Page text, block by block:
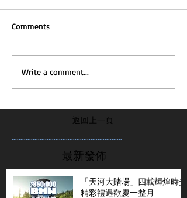
Comments
Write a comment...
返回上一頁
...............................................................
最新發佈
「天河大賭場」四載輝煌時光
精彩禮遇歡慶一整月